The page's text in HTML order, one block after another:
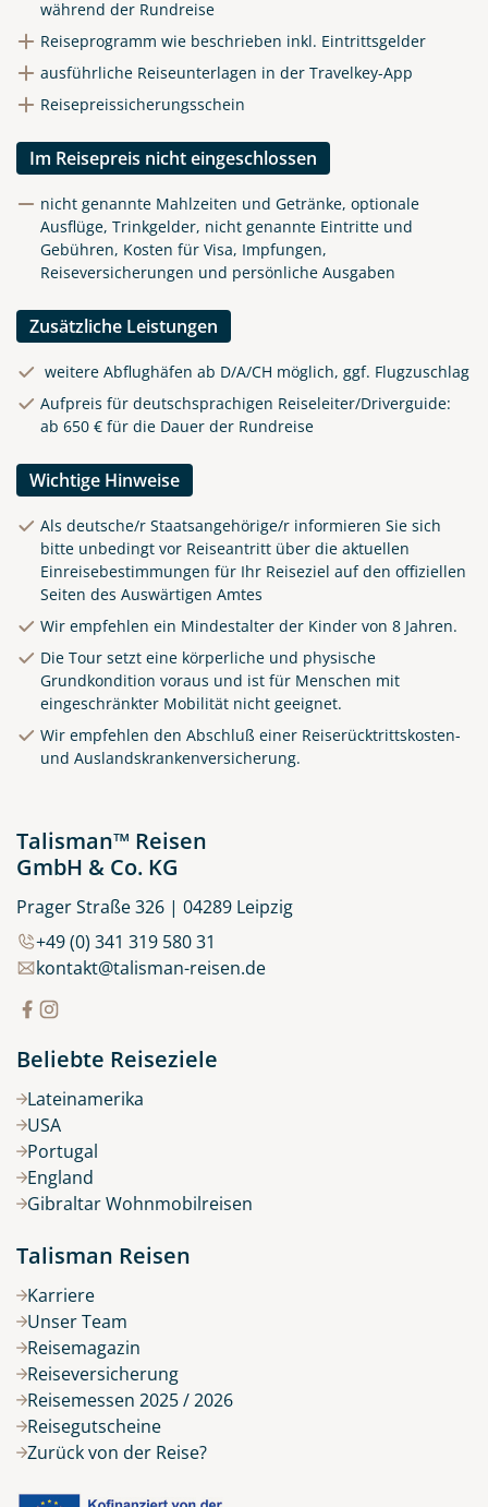
Reisen mit dem Zug. Züge in
Sri Lanka. Schienenverkehr.
Eisenbahn. Verkehr in Asien
während der Rundreise
Reiseprogramm wie beschrieben inkl. Eintrittsgelder
ausführliche Reiseunterlagen in der Travelkey-App
Reisepreissicherungsschein
Im Reisepreis nicht eingeschlossen
nicht genannte Mahlzeiten und Getränke, optionale
Ausflüge, Trinkgelder, nicht genannte Eintritte und
Gebühren, Kosten für Visa, Impfungen,
Reiseversicherungen und persönliche Ausgaben
Zusätzliche Leistungen
weitere Abflughäfen ab D/A/CH möglich, ggf. Flugzuschlag
Aufpreis für deutschsprachigen Reiseleiter/Driverguide:
ab 650 € für die Dauer der Rundreise
Wichtige Hinweise
Als deutsche/r Staatsangehörige/r informieren Sie sich
bitte unbedingt vor Reiseantritt über die aktuellen
Einreisebestimmungen für Ihr Reiseziel auf den offiziellen
Seiten des Auswärtigen Amtes
Wir empfehlen ein Mindestalter der Kinder von 8 Jahren.
Die Tour setzt eine körperliche und physische
Grundkondition voraus und ist für Menschen mit
eingeschränkter Mobilität nicht geeignet.
Wir empfehlen den Abschluß einer Reiserücktrittskosten-
und Auslandskrankenversicherung.
Talisman™ Reisen
GmbH & Co. KG
Prager Straße 326 | 04289 Leipzig
+49 (0) 341 319 580 31
kontakt@talisman-reisen.de
Beliebte Reiseziele
Lateinamerika
USA
Portugal
England
Gibraltar Wohnmobilreisen
Talisman Reisen
Karriere
Unser Team
Reisemagazin
Reiseversicherung
Reisemessen 2025 / 2026
Reisegutscheine
Zurück von der Reise?